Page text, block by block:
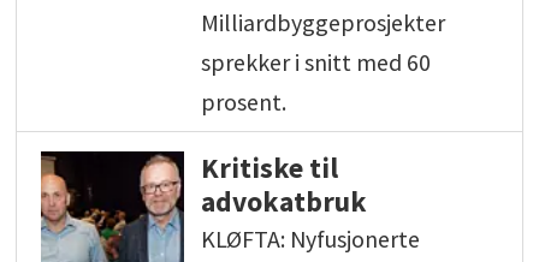
Milliardbyggeprosjekter
sprekker i snitt med 60
prosent.
Kritiske til
advokatbruk
KLØFTA: Nyfusjonerte